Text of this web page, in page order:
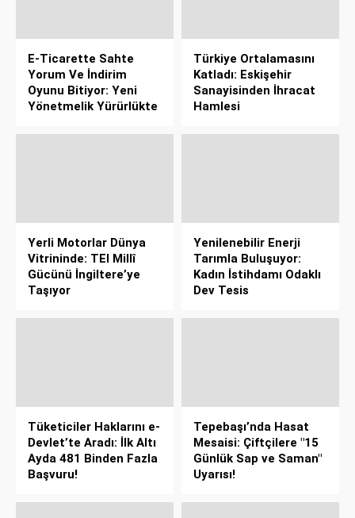
E-Ticarette Sahte
Yorum Ve İndirim
Oyunu Bitiyor: Yeni
Yönetmelik Yürürlükte
Türkiye Ortalamasını
Katladı: Eskişehir
Sanayisinden İhracat
Hamlesi
Yerli Motorlar Dünya
Vitrininde: TEI Millî
Gücünü İngiltere’ye
Taşıyor
Yenilenebilir Enerji
Tarımla Buluşuyor:
Kadın İstihdamı Odaklı
Dev Tesis
Tüketiciler Haklarını e-
Devlet’te Aradı: İlk Altı
Ayda 481 Binden Fazla
Başvuru!
Tepebaşı’nda Hasat
Mesaisi: Çiftçilere "15
Günlük Sap ve Saman"
Uyarısı!